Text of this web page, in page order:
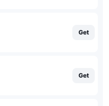
Get
Get